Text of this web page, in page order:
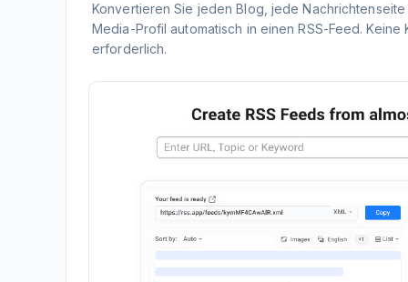
Konvertieren Sie jeden Blog, jede
Media-Profil automatisch in einen RSS-Feed. Keine
erforderlich.